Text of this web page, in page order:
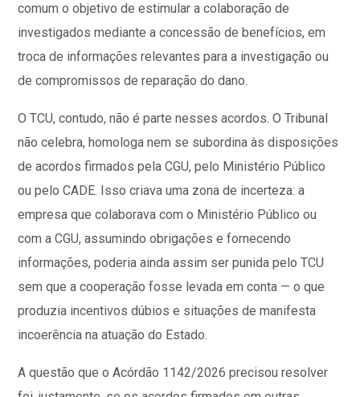
comum o objetivo de estimular a colaboração de
investigados mediante a concessão de benefícios, em
troca de informações relevantes para a investigação ou
de compromissos de reparação do dano.
O TCU, contudo, não é parte nesses acordos. O Tribunal
não celebra, homologa nem se subordina às disposições
de acordos firmados pela CGU, pelo Ministério Público
ou pelo CADE. Isso criava uma zona de incerteza: a
empresa que colaborava com o Ministério Público ou
com a CGU, assumindo obrigações e fornecendo
informações, poderia ainda assim ser punida pelo TCU
sem que a cooperação fosse levada em conta — o que
produzia incentivos dúbios e situações de manifesta
incoerência na atuação do Estado.
A questão que o Acórdão 1142/2026 precisou resolver